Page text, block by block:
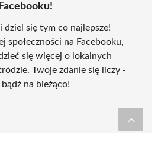
się tym co najlepsze!
społeczności na Facebooku,
się więcej o lokalnych
Twoje zdanie się liczy -
na bieżąco!